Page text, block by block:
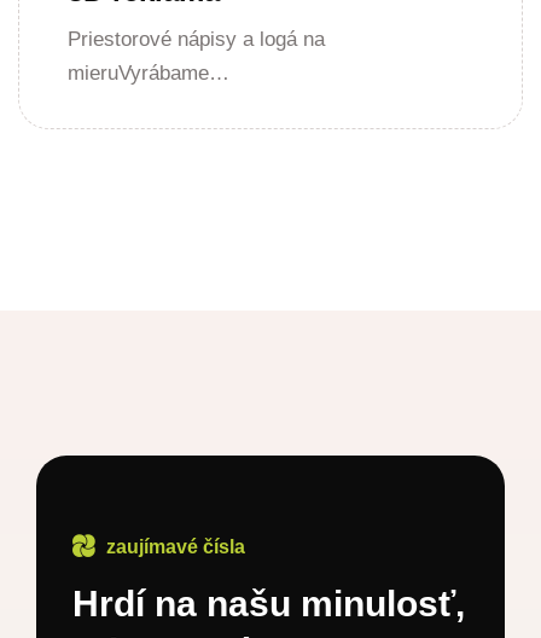
Priestorové nápisy a logá na
mieruVyrábame…
zaujímavé čísla
Hrdí na našu minulosť,